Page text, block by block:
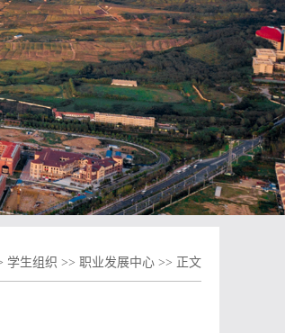
学生组织 >> 职业发展中心 >> 正文